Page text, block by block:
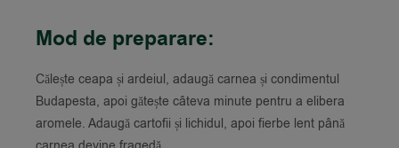
Mod de preparare:
Călește ceapa și ardeiul, adaugă carnea și condimentul
Budapesta, apoi gătește câteva minute pentru a elibera
aromele. Adaugă cartofii și lichidul, apoi fierbe lent până